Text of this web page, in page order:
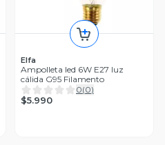
Elfa
Ampolleta led 6W E27 luz
cálida G95 Filamento
0(0)
$5.990